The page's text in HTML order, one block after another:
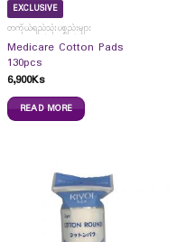
EXCLUSIVE
တကိုယ်ရည်သုံးပစ္စည်းများ
Medicare Cotton Pads
130pcs
6,900Ks
READ MORE